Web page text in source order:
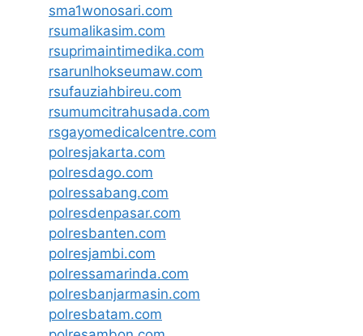
sma1wonosari.com
rsumalikasim.com
rsuprimaintimedika.com
rsarunlhokseumaw.com
rsufauziahbireu.com
rsumumcitrahusada.com
rsgayomedicalcentre.com
polresjakarta.com
polresdago.com
polressabang.com
polresdenpasar.com
polresbanten.com
polresjambi.com
polressamarinda.com
polresbanjarmasin.com
polresbatam.com